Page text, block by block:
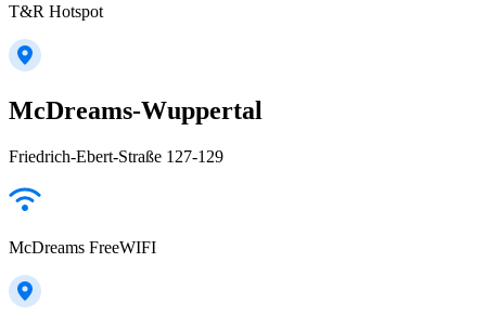
T&R Hotspot
McDreams-Wuppertal
Friedrich-Ebert-Straße 127-129
McDreams FreeWIFI